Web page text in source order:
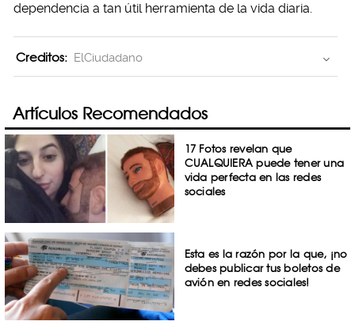
dependencia a tan útil herramienta de la vida diaria.
Creditos: ElCiudadano
Artículos Recomendados
17 Fotos revelan que
CUALQUIERA puede tener una
vida perfecta en las redes
sociales
Esta es la razón por la que, ¡no
debes publicar tus boletos de
avión en redes sociales!